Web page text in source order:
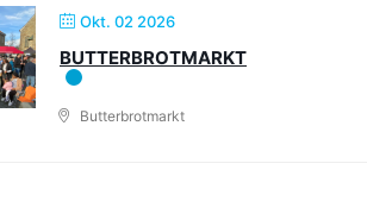
Okt. 02 2026
BUTTERBROTMARKT
Butterbrotmarkt